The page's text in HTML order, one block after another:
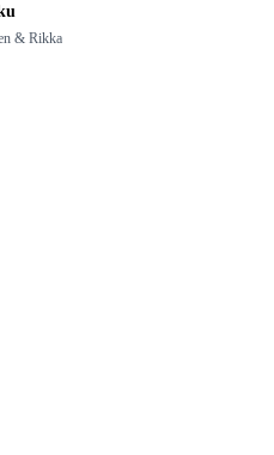
& Rikka